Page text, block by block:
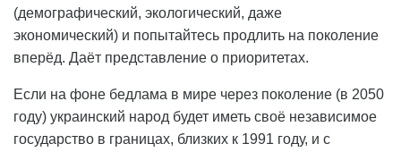
(демографический, экологический, даже
экономический) и попытайтесь продлить на поколение
вперёд. Даёт представление о приоритетах.
Если на фоне бедлама в мире через поколение (в 2050
году) украинский народ будет иметь своё независимое
государство в границах, близких к 1991 году, и с